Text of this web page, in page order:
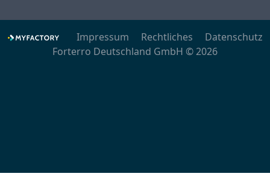
Impressum Rechtliches
Datenschutz
Forterro Deutschland GmbH © 2026